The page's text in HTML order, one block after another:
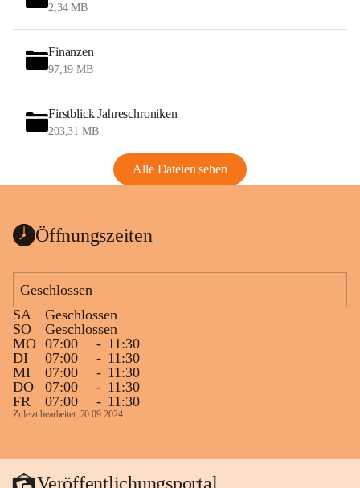
2,34 MB
Finanzen
97,19 MB
Firstblick Jahreschroniken
203,31 MB
Alle Dateien sehen
Öffnungszeiten
Geschlossen
SA
Geschlossen
SO
Geschlossen
MO 07:00 - 11:30
DI
07:00 - 11:30
MI
07:00 - 11:30
DO
07:00 - 11:30
FR
07:00 - 11:30
Zuletzt bearbeitet: 20.09.2024
Veröffentlichungsportal